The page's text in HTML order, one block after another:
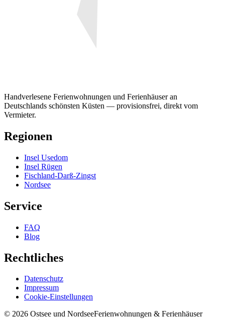
Handverlesene Ferienwohnungen und Ferienhäuser an
Deutschlands schönsten Küsten — provisionsfrei, direkt vom
Vermieter.
Regionen
Insel Usedom
Insel Rügen
Fischland-Darß-Zingst
Nordsee
Service
FAQ
Blog
Rechtliches
Datenschutz
Impressum
Cookie-Einstellungen
© 2026 Ostsee und NordseeFerienwohnungen & Ferienhäuser